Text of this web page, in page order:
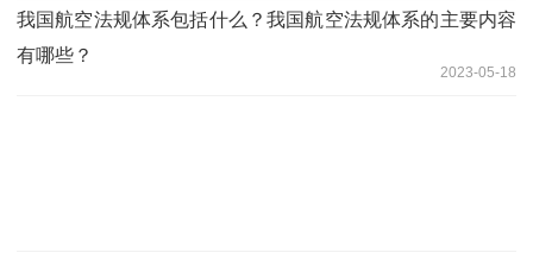
我国航空法规体系包括什么？我国航空法规体系的主要内容
有哪些？
2023-05-18